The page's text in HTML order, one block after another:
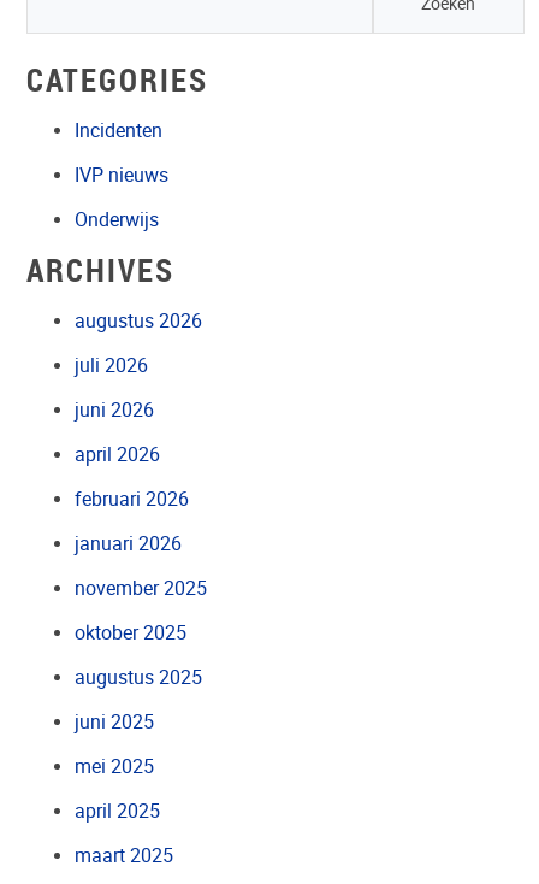
CATEGORIES
Incidenten
IVP nieuws
Onderwijs
ARCHIVES
augustus 2026
juli 2026
juni 2026
april 2026
februari 2026
januari 2026
november 2025
oktober 2025
augustus 2025
juni 2025
mei 2025
april 2025
maart 2025